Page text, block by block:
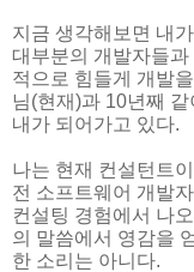
지금 생각해보면 내
대부분의 개발자들
적으로 힘들게 개발
님(현재)과 10년째
내가 되어가고 있다.
나는 현재 컨설턴트
전 소프트웨어 개발
컨설팅 경험에서 나
의 말씀에서 영감을
한 소리는 아니다.